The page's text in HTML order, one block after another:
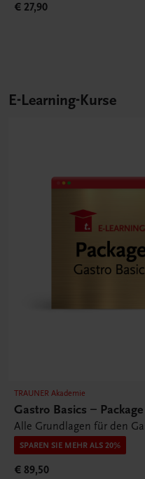
€ 27,90
E-Learning-Kurse
TRAUNER Akademie
Gastro Basics – Package
Alle Grundlagen für den
SPAREN SIE MEHR ALS 20%
€ 89,50